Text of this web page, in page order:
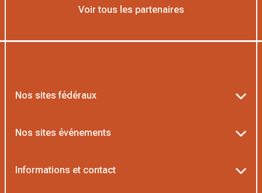
Voir tous les partenaires
Nos sites fédéraux
Nos sites événements
Informations et contact